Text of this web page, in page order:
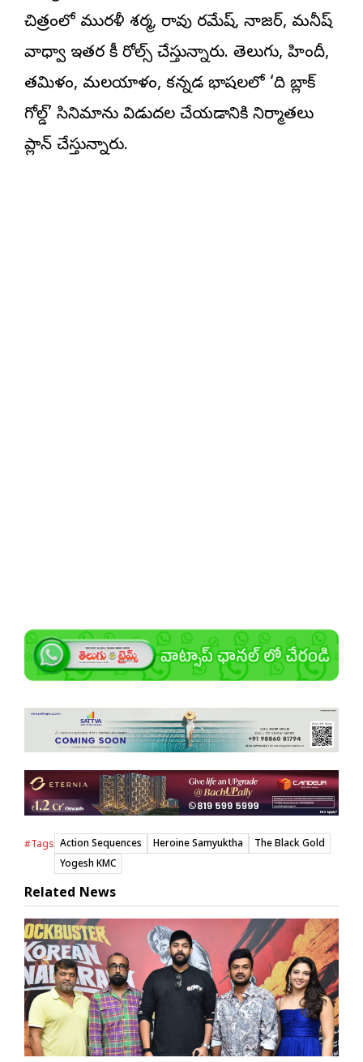
చిత్రంలో మురళీ శర్మ, రావు రమేష్, నాజర్, మనీష్
వాధ్వా ఇతర కీ రోల్స్ చేస్తున్నారు. తెలుగు, హిందీ,
తమిళం, మలయాళం, కన్నడ భాషలలో ‘ది బ్లాక్
గోల్డ్’ సినిమాను విడుదల చేయడానికి నిర్మాతలు
ప్లాన్ చేస్తున్నారు.
#Tags Action Sequences Heroine Samyuktha
The Black Gold
Yogesh KMC
Related News